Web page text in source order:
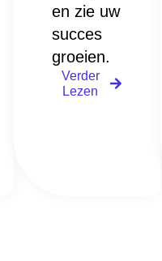
en zie uw
succes
groeien.
Verder
Lezen